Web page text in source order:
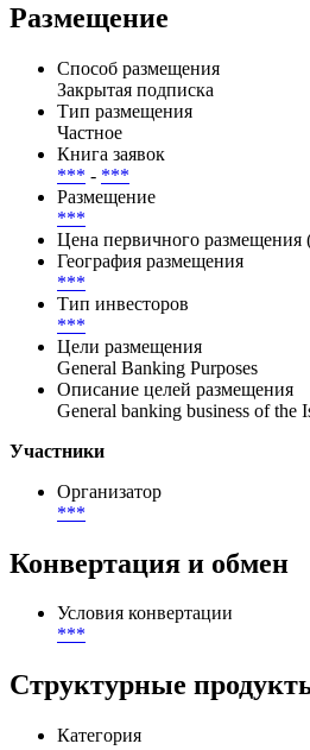
Размещение
Способ размещения
Закрытая подписка
Тип размещения
Частное
Книга заявок
*** - ***
Размещение
***
Цена первичного размещения
География размещения
***
Тип инвесторов
***
Цели размещения
General Banking Purposes
Описание целей размещения
General banking business of the
Участники
Организатор
***
Конвертация и обмен
Условия конвертации
***
Структурные
Категория